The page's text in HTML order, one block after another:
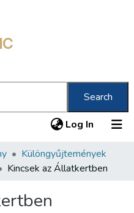
Search
Log In (current)
Különgyűjtemények
Kincsek az Állatkertben